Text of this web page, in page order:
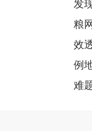
发
粮
效
例
难